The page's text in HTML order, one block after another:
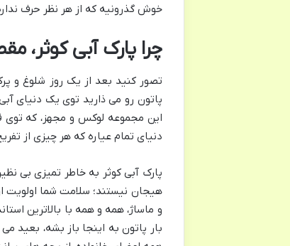
خوش گذرونیه که از هر نظر حرف
چرا پارک آبی
تصور کنید بعد از یک روز شلوغ و
پاتون رو می ذارید توی یک دنیای
این مجموعه لوکس و مجهز، که توی
دنیای تمام عیاره که هر چیزی از
پارک آبی کوثر به خاطر تمیزی بی
هیجان نیستند؛ سلامت شما اولویت
و ماساژ، همه و همه با بالاترین
بار پاتون به اینجا باز بشه، بعید